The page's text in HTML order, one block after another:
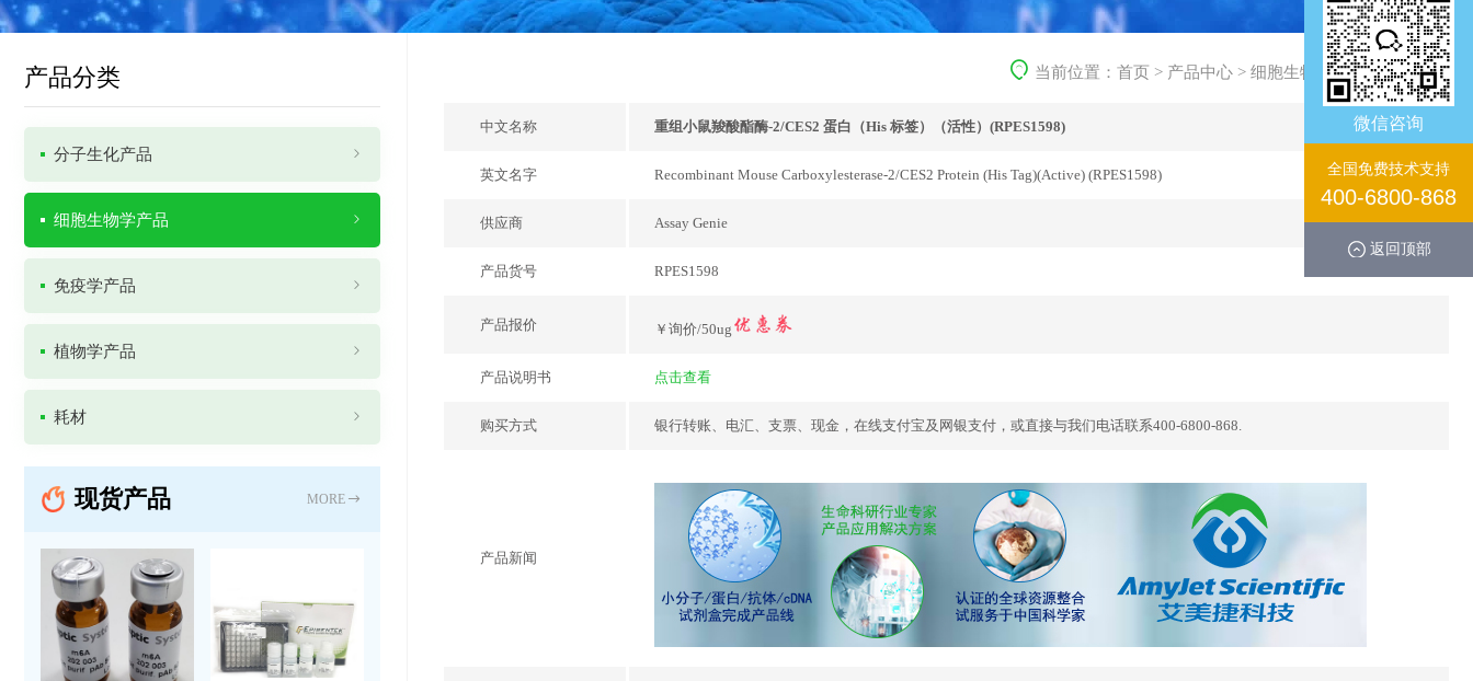
当前位置： 首页 > 产品中心 > 细胞生物学产品>重组蛋白
中文名称 重组小鼠羧酸酯酶-2/CES2 蛋白（His 标签）（活性）(RPES1598)
英文名字 Recombinant Mouse Carboxylesterase-2/CES2 Protein (His Tag)(Active) (RPES1598)
供应商 Assay Genie
产品货号 RPES1598
产品报价 ￥询价/50ug
产品说明书 点击查看
购买方式 银行转账、电汇、支票、现金，在线支付宝及网银支付，或直接与我们电话联系400-6800-868.
产品新闻
产品分类
分子生化产品
细胞生物学产品
免疫学产品
植物学产品
耗材
现货产品 MORE
微信咨询
全国免费技术支持
400-6800-868
返回顶部